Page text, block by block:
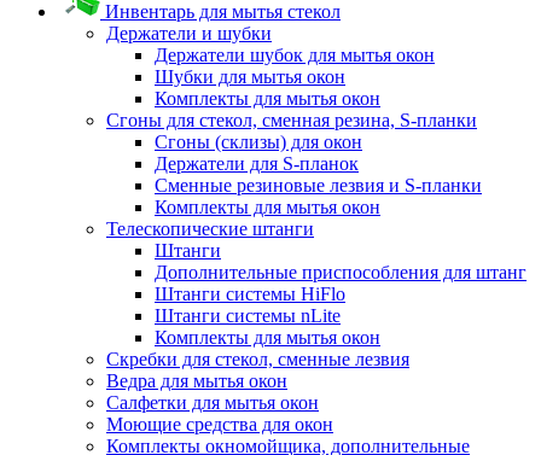
Инвентарь для мытья стекол
Держатели и шубки
Держатели шубок для мытья окон
Шубки для мытья окон
Комплекты для мытья окон
Сгоны для стекол, сменная резина, S-планки
Сгоны (склизы) для окон
Держатели для S-планок
Сменные резиновые лезвия и S-планки
Комплекты для мытья окон
Телескопические штанги
Штанги
Дополнительные приспособления для штанг
Штанги системы HiFlo
Штанги системы nLite
Комплекты для мытья окон
Скребки для стекол, сменные лезвия
Ведра для мытья окон
Салфетки для мытья окон
Моющие средства для окон
Комплекты окномойщика, дополнительные